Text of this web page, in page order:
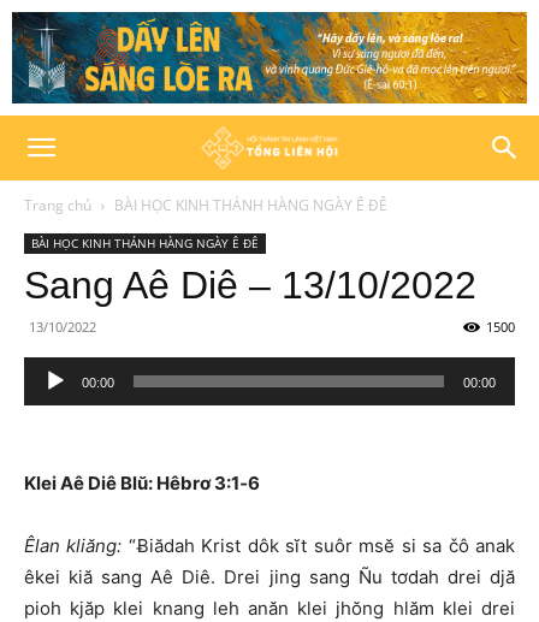
Trang chủ BÀI HỌC KINH THÁNH HÀNG NGÀY Ê ĐÊ
BÀI HỌC KINH THÁNH HÀNG NGÀY Ê ĐÊ
Sang Aê Diê – 13/10/2022
13/10/2022 1500
Trình
phát
00:00 00:00
Klei Aê Diê Blŭ: Hêbrơ 3:1‑6
Êlan kliăng: “Ƀiădah Krist dôk sĭt suôr msĕ si sa čô anak
êkei kiă sang Aê Diê. Drei jing sang Ñu tơdah drei djă
pioh kjăp klei knang leh anăn klei jhŏng hlăm klei drei